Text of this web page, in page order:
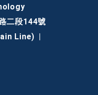
二段144號
Line)